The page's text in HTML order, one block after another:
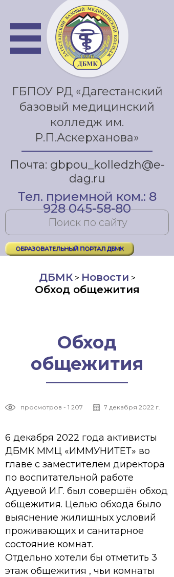
ГБПОУ РД «Дагестанский
базовый медицинский
колледж им.
Р.П.Аскерханова»
Почта: gbpou_kolledzh@e-
dag.ru
Тел. приемной ком.: 8
928 045-58-80
ОБРАЗОВАТЕЛЬНЫЙ ПОРТАЛ ДБМК
ДБМК> Новости >
Обход общежития
Обход
общежития
просмотров - 1 207 7 декабря 2022 г.
6 декабря 2022 года активисты
ДБМК ММЦ «ИММУНИТЕТ» во
главе с заместителем директора
по воспитательной работе
Адуевой И.Г. был совершён обход
общежития. Целью обхода было
выяснение жилищных условий
проживающих и санитарное
состояние комнат.
Отдельно хотели бы отметить 3
этаж общежития , чьи комнаты